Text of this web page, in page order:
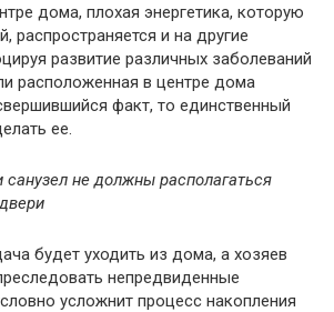
дома, плохая энергетика, которую
и на другие
развитие различных заболеваний
расположенная в центре дома
факт, то единственный
ее.
санузел не должны располагаться
будет уходить из дома, а хозяев
непредвиденные
усложнит процесс накопления